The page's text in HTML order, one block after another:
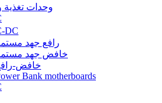
وحدات
DC
رافع جهد
خافض جهد
خافض-
Bank motherboards